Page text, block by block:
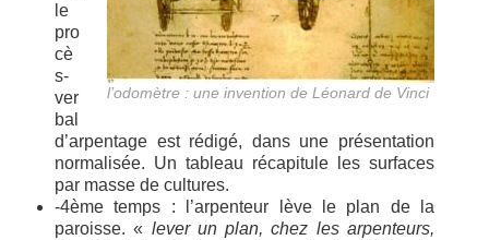
l’odomètre : une invention de Léonard de Vinci
le
pro
cè
s-
ver
bal
d’arpentage est rédigé, dans une présentation
normalisée. Un tableau récapitule les surfaces
par masse de cultures.
-4ème temps : l’arpenteur lève le plan de la
paroisse. « lever un plan, chez les arpenteurs,